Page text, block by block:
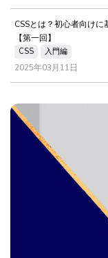
CSSとは？初心者向けに
【第一回】
CSS 入門編
2025年03月11日